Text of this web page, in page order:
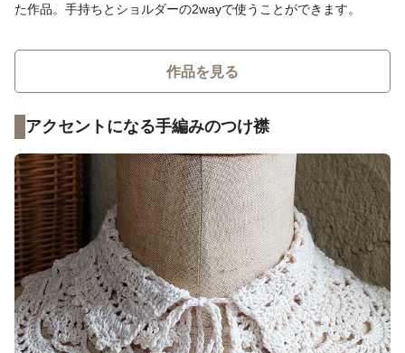
た作品。手持ちとショルダーの2wayで使うことができます。
作品を見る
アクセントになる手編みのつけ襟